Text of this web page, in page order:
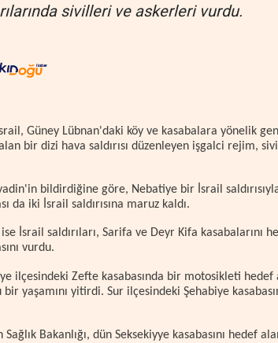
sivilleri ve askerleri vurdu.
Güney Lübnan'daki köy ve kasabalara yönelik
bir dizi hava saldırısı düzenleyen işgalci rejim,
bildirdiğine göre, Nebatiye bir İsrail
da iki İsrail saldırısına maruz kaldı.
ise İsrail saldırıları, Sarifa ve Deyr Kifa kasabalarını
vurdu.
ilçesindeki Zefte kasabasında bir motosikleti
bir yaşamını yitirdi. Sur ilçesindeki Şehabiye
Sağlık Bakanlığı, dün Seksekiyye kasabasını hedef